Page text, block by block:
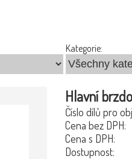
Kategorie:
Hlavní
Číslo dílů pro
Cena bez DPH:
Cena s DPH:
Dostupnost: